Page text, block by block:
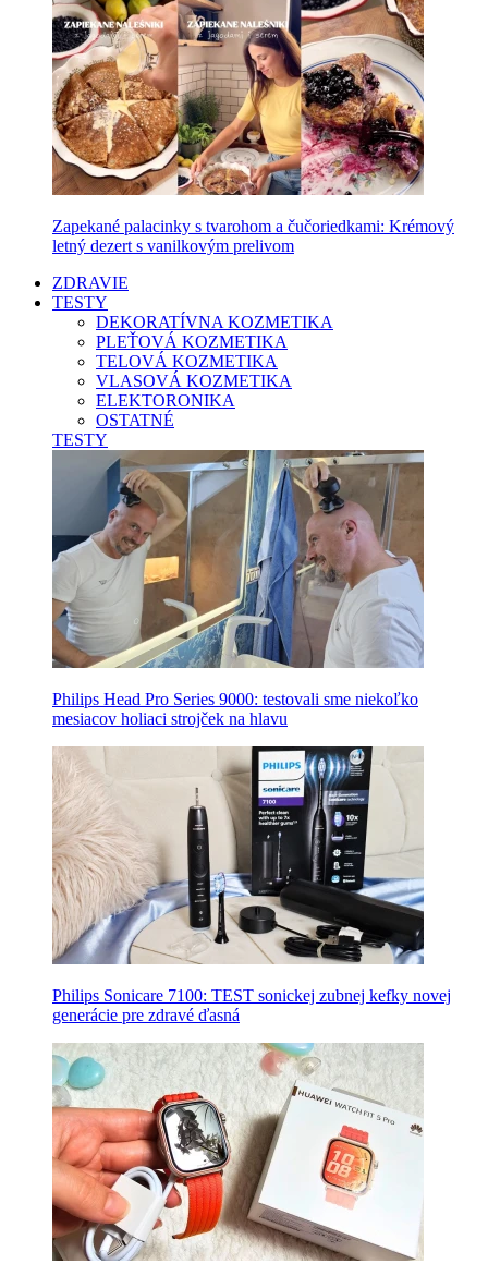
Zapekané palacinky s tvarohom a čučoriedkami: Krémový
letný dezert s vanilkovým prelivom
ZDRAVIE
TESTY
DEKORATÍVNA KOZMETIKA
PLEŤOVÁ KOZMETIKA
TELOVÁ KOZMETIKA
VLASOVÁ KOZMETIKA
ELEKTORONIKA
OSTATNÉ
TESTY
Philips Head Pro Series 9000: testovali sme niekoľko
mesiacov holiaci strojček na hlavu
Philips Sonicare 7100: TEST sonickej zubnej kefky novej
generácie pre zdravé ďasná